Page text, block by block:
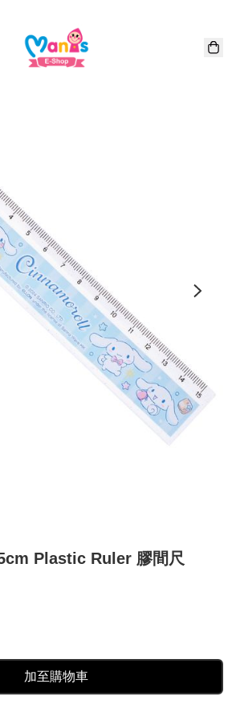
Plastic Ruler 膠間尺
加至購物車